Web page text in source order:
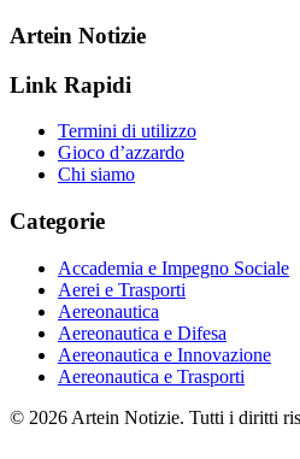
Artein Notizie
Link Rapidi
Termini di utilizzo
Gioco d’azzardo
Chi siamo
Categorie
Accademia e Impegno Sociale
Aerei e Trasporti
Aereonautica
Aereonautica e Difesa
Aereonautica e Innovazione
Aereonautica e Trasporti
© 2026 Artein Notizie. Tutti i diritti